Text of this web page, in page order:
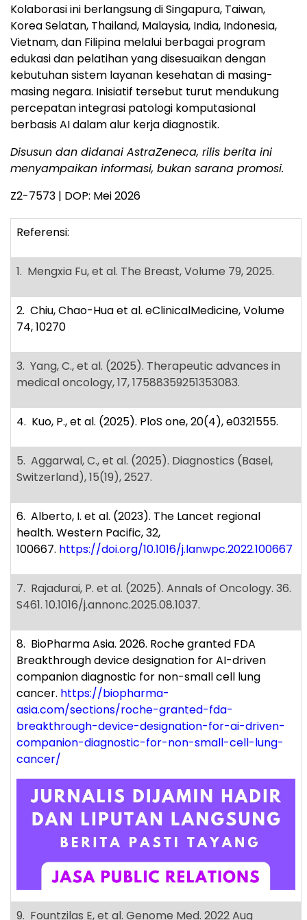
Kolaborasi ini berlangsung di Singapura, Taiwan,
Korea Selatan, Thailand, Malaysia, India, Indonesia,
Vietnam, dan Filipina melalui berbagai program
edukasi dan pelatihan yang disesuaikan dengan
kebutuhan sistem layanan kesehatan di masing-
masing negara. Inisiatif tersebut turut mendukung
percepatan integrasi patologi komputasional
berbasis AI dalam alur kerja diagnostik.
Disusun dan didanai AstraZeneca, rilis berita ini
menyampaikan informasi, bukan sarana promosi.
Z2-7573 | DOP: Mei 2026
Referensi:
1. Mengxia Fu, et al. The Breast, Volume 79, 2025.
2. Chiu, Chao-Hua et al. eClinicalMedicine, Volume
74, 10270
3. Yang, C., et al. (2025). Therapeutic advances in
medical oncology, 17, 17588359251353083.
4. Kuo, P., et al. (2025). PloS one, 20(4), e0321555.
5. Aggarwal, C., et al. (2025). Diagnostics (Basel,
Switzerland), 15(19), 2527.
6. Alberto, I. et al. (2023). The Lancet regional
health. Western Pacific, 32,
100667. https://doi.org/10.1016/j.lanwpc.2022.100667
7. Rajadurai, P. et al. (2025). Annals of Oncology. 36.
S461. 10.1016/j.annonc.2025.08.1037.
8. BioPharma Asia. 2026. Roche granted FDA
Breakthrough device designation for AI-driven
companion diagnostic for non-small cell lung
cancer. https://biopharma-
asia.com/sections/roche-granted-fda-
breakthrough-device-designation-for-ai-driven-
companion-diagnostic-for-non-small-cell-lung-
cancer/
9. Fountzilas E, et al. Genome Med. 2022 Aug